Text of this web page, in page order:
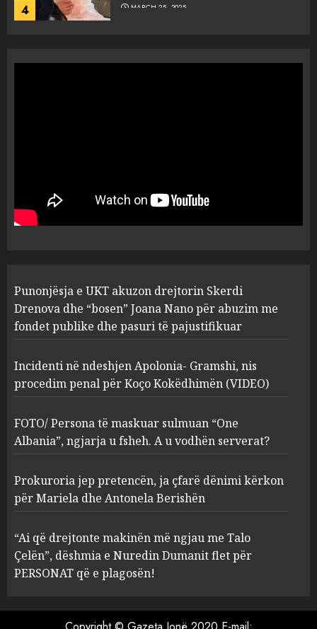
4 MARCH 25, 2025
1
“bosen” Joana Nano për
abuzim me fondet publike dhe
pasuri të pajustifikuar
2
Apolonia- Gramshi, nis
procedim penal për Koço
Kokëdhimën (VIDEO)
MARCH 27, 2025
3
FOTO/ Persona të maskuar
sulmuan “One Albania”,
ngjarja u fsheh. A u vodhën
serverat?
MARCH 25, 2025
4
Prokuroria jep pretencën, ja
çfarë dënimi kërkon për
Berishën
MARCH 25, 2025
“Ai që drejtonte makinën më
ngjau me Talo Çelën”,
Punonjësja e UKT akuzon drejtorin Skerdi
Drenova dhe “bosen” Joana Nano për abuzim me
fondet publike dhe pasuri të pajustifikuar
Incidenti në ndeshjen Apolonia- Gramshi, nis
procedim penal për Koço Kokëdhimën (VIDEO)
FOTO/ Persona të maskuar sulmuan “One
Albania”, ngjarja u fsheh. A u vodhën serverat?
Prokuroria jep pretencën, ja çfarë dënimi kërkon
për Mariela dhe Antonela Berishën
“Ai që drejtonte makinën më ngjau me Talo
Çelën”, dëshmia e Nuredin Dumanit flet për
PERSONAT që e plagosën!